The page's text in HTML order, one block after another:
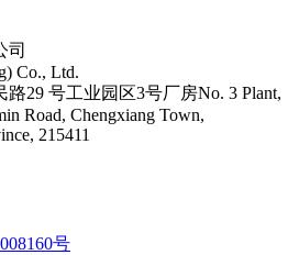
司
Co., Ltd.
29 号工业园区3号厂房No. 3 Plant,
Road, Chengxiang Town,
215411
号